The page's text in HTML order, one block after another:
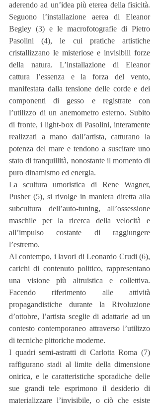
aderendo ad un’idea più eterea della fisicità.
Seguono l’installazione aerea di Eleanor
Begley (3) e le macrofotografie di Pietro
Pasolini (4), le cui pratiche artistiche
cristallizzano le misteriose e invisibili forze
della natura. L’installazione di Eleanor
cattura l’essenza e la forza del vento,
manifestata dalla tensione delle corde e dei
componenti di gesso e registrate con
l’utilizzo di un anemometro esterno. Subito
di fronte, i light-box di Pasolini, interamente
realizzati a mano dall’artista, catturano la
potenza del mare e tendono a suscitare uno
stato di tranquillità, nonostante il momento di
puro dinamismo ed energia.
La scultura umoristica di Rene Wagner,
Pusher (5), si rivolge in maniera diretta alla
subcultura dell’auto-tuning, all’ossessione
maschile per la ricerca della velocità e
all’impulso costante di raggiungere
l’estremo.
Al contempo, i lavori di Leonardo Crudi (6),
carichi di contenuto politico, rappresentano
una visione più altruistica e collettiva.
Facendo riferimento alle attività
propagandistiche durante la Rivoluzione
d’ottobre, l’artista sceglie di adattarle ad un
contesto contemporaneo attraverso l’utilizzo
di tecniche pittoriche moderne.
I quadri semi-astratti di Carlotta Roma (7)
raffigurano stadi al limite della dimensione
onirica, e le caratteristiche sporadiche delle
sue grandi tele esprimono il desiderio di
materializzare l’invisibile, o ciò che esiste